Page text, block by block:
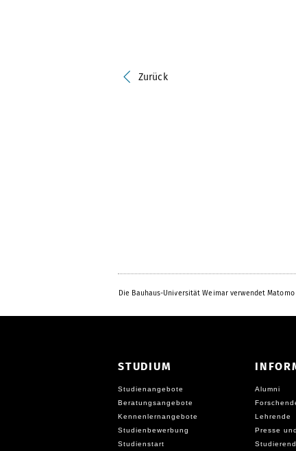
Zurück
Die Bauhaus-Universität Weimar verwendet Matomo
STUDIUM
Studienangebote
Beratungsangebote
Kennenlernangebote
Studienbewerbung
Studienstart
Alumni
Lehrende
Presse